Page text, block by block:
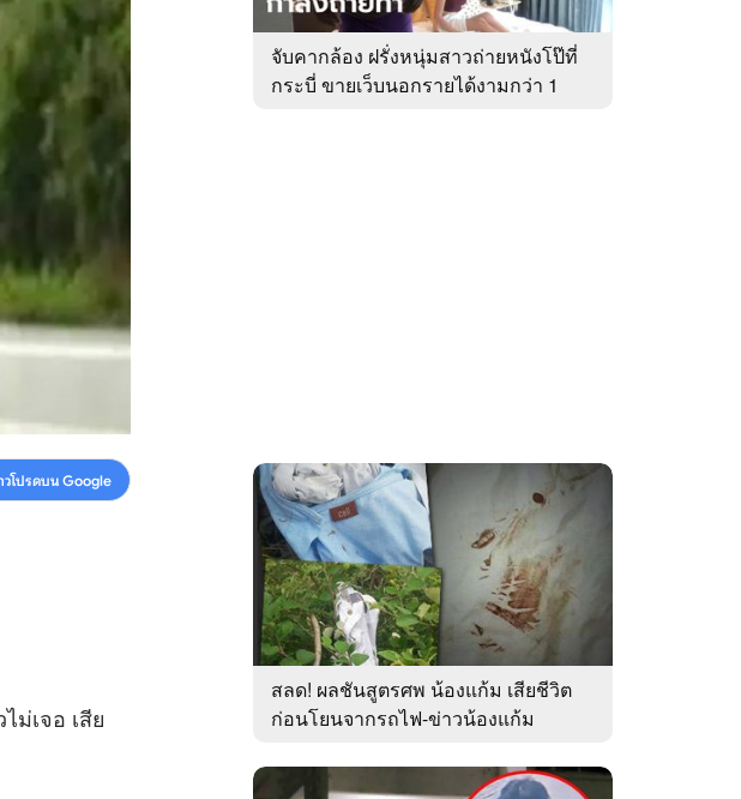
นิยาย
วโปรดบน Google
เจอ เสีย
จับคากล้อง ฝรั่งหนุ่มสาวถ่ายหนังโป๊ที่
กระบี่ ขายเว็บนอกรายได้งามกว่า 1
สลด! ผลชันสูตรศพ น้องแก้ม เสียชีวิต
ก่อนโยนจากรถไฟ-ข่าวน้องแก้ม